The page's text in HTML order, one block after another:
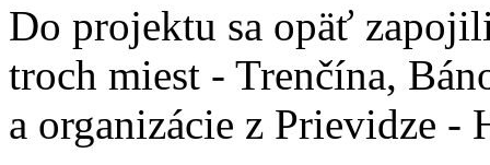
Do projektu sa opäť
troch miest - Trenčína,
a organizácie z Prievidze -